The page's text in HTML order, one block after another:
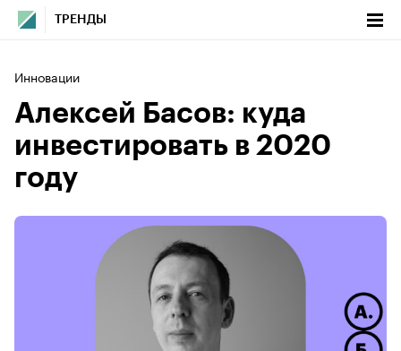
ТРЕНДЫ
Инновации
Алексей Басов: куда
инвестировать в 2020
году